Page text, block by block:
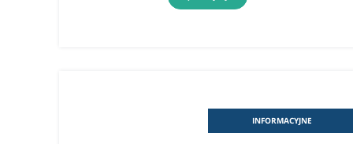
INFORMACYJNE